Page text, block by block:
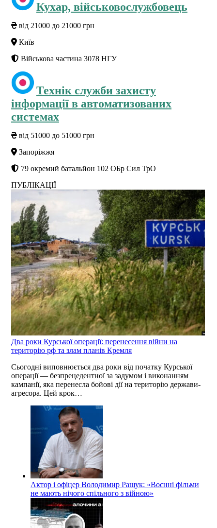
Кухар, військовослужбовець
від 21000 до 21000 грн
Київ
Військова частина 3078 НГУ
Технік служби захисту
інформації в автоматизованих
системах
від 51000 до 51000 грн
Запоріжжя
79 окремий батальйон 102 ОБр Сил ТрО
ПУБЛІКАЦІЇ
Два роки Курської операції: перенесення війни на
територію рф та злам планів Кремля
Сьогодні виповнюється два роки від початку Курської
операції — безпрецедентної за задумом і виконанням
кампанії, яка перенесла бойові дії на територію держави-
агресора. Цей крок…
Актор і офіцер Володимир Ращук: «Воєнні фільми
не мають нічого спільного з війною»